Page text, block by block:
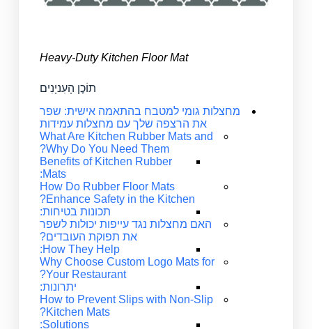
Heavy-Duty Kitchen Floor Mat
תוֹכֶן הָעִניָנִים
מחצלות גומי למטבח בהתאמה אישית: שפר
את הרצפה שלך עם מחצלות עמידות
What Are Kitchen Rubber Mats and
Why Do You Need Them?
Benefits of Kitchen Rubber
Mats:
How Do Rubber Floor Mats
Enhance Safety in the Kitchen?
תכונות בטיחות:
האם מחצלות נגד עייפות יכולות לשפר
את תפוקת העובדים?
How They Help:
Why Choose Custom Logo Mats for
Your Restaurant?
יתרונות:
How to Prevent Slips with Non-Slip
Kitchen Mats?
Solutions: